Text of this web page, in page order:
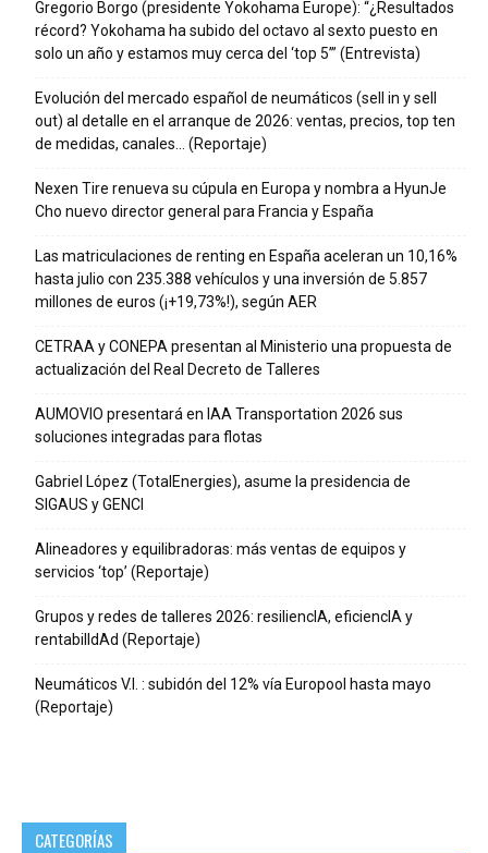
Gregorio Borgo (presidente Yokohama Europe): “¿Resultados
récord? Yokohama ha subido del octavo al sexto puesto en
solo un año y estamos muy cerca del ‘top 5’” (Entrevista)
Evolución del mercado español de neumáticos (sell in y sell
out) al detalle en el arranque de 2026: ventas, precios, top ten
de medidas, canales… (Reportaje)
Nexen Tire renueva su cúpula en Europa y nombra a HyunJe
Cho nuevo director general para Francia y España
Las matriculaciones de renting en España aceleran un 10,16%
hasta julio con 235.388 vehículos y una inversión de 5.857
millones de euros (¡+19,73%!), según AER
CETRAA y CONEPA presentan al Ministerio una propuesta de
actualización del Real Decreto de Talleres
AUMOVIO presentará en IAA Transportation 2026 sus
soluciones integradas para flotas
Gabriel López (TotalEnergies), asume la presidencia de
SIGAUS y GENCI
Alineadores y equilibradoras: más ventas de equipos y
servicios ‘top’ (Reportaje)
Grupos y redes de talleres 2026: resiliencIA, eficiencIA y
rentabilIdAd (Reportaje)
Neumáticos V.I. : subidón del 12% vía Europool hasta mayo
(Reportaje)
CATEGORÍAS